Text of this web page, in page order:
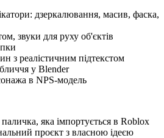
дзеркалювання, масив, фаска,
звуки для руху об'єктів
з реалістичним підтекстом
у Blender
в NPS-модель
яка імпортується в Roblox
проєкт з власною ідеєю